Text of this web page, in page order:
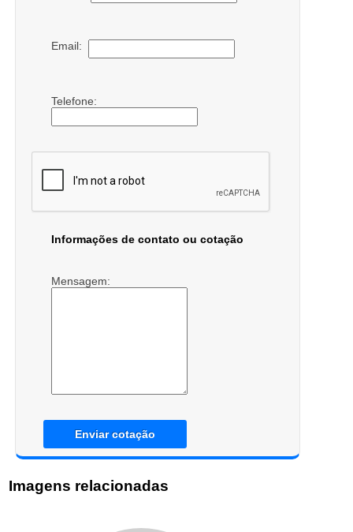
Email:
Telefone:
Informações de contato ou cotação
Mensagem:
Enviar cotação
Imagens relacionadas